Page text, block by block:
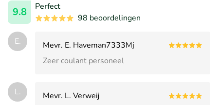
9.8
Perfect
98 beoordelingen
E.
Mevr. E. Haveman7333Mj
Zeer coulant personeel
L.
Mevr. L. Verweij